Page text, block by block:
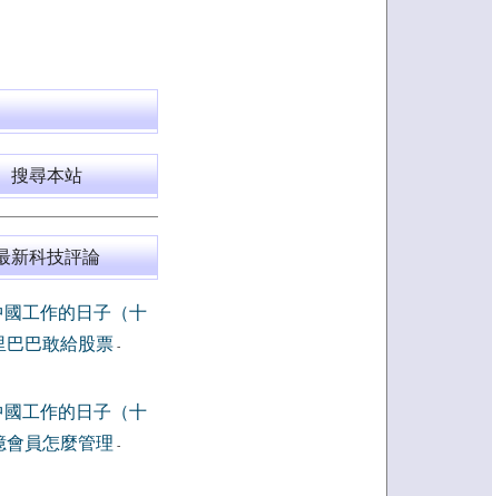
搜尋本站
新科技評論
國工作的日子（十
巴巴敢給股票-
國工作的日子（十
會員怎麼管理 -